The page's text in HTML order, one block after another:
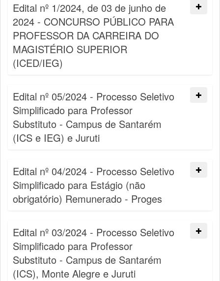
Edital nº 1/2024, de 03 de junho de
2024 - CONCURSO PÚBLICO PARA
PROFESSOR DA CARREIRA DO
MAGISTÉRIO SUPERIOR
(ICED/IEG)
Edital nº 05/2024 - Processo Seletivo
Simplificado para Professor
Substituto - Campus de Santarém
(ICS e IEG) e Juruti
Edital nº 04/2024 - Processo Seletivo
Simplificado para Estágio (não
obrigatório) Remunerado - Proges
Edital nº 03/2024 - Processo Seletivo
Simplificado para Professor
Substituto - Campus de Santarém
(ICS), Monte Alegre e Juruti